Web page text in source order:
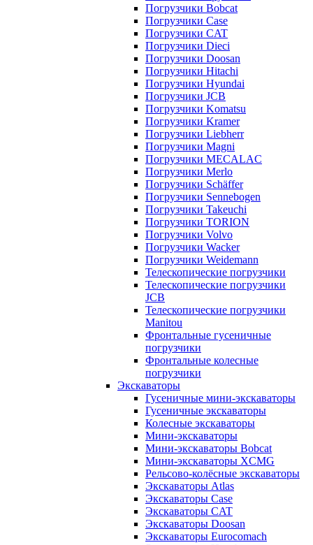
Погрузчики Bobcat
Погрузчики Case
Погрузчики CAT
Погрузчики Dieci
Погрузчики Doosan
Погрузчики Hitachi
Погрузчики Hyundai
Погрузчики JCB
Погрузчики Komatsu
Погрузчики Kramer
Погрузчики Liebherr
Погрузчики Magni
Погрузчики MECALAC
Погрузчики Merlo
Погрузчики Schäffer
Погрузчики Sennebogen
Погрузчики Takeuchi
Погрузчики TORION
Погрузчики Volvo
Погрузчики Wacker
Погрузчики Weidemann
Телескопические погрузчики
Телескопические погрузчики
JCB
Телескопические погрузчики
Manitou
Фронтальные гусеничные
погрузчики
Фронтальные колесные
погрузчики
Экскаваторы
Гусеничные мини-экскаваторы
Гусеничные экскаваторы
Колесные экскаваторы
Мини-экскаваторы
Мини-экскаваторы Bobcat
Мини-экскаваторы XCMG
Рельсово-колёсные экскаваторы
Экскаваторы Atlas
Экскаваторы Case
Экскаваторы CAT
Экскаваторы Doosan
Экскаваторы Eurocomach